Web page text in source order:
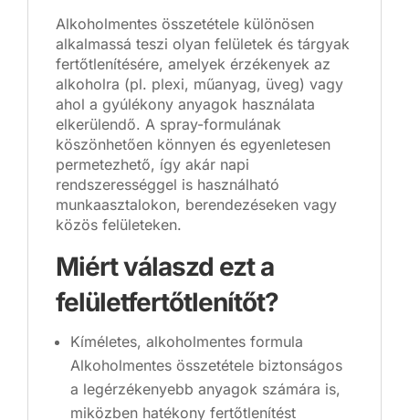
Alkoholmentes összetétele különösen
alkalmassá teszi olyan felületek és tárgyak
fertőtlenítésére, amelyek érzékenyek az
alkoholra (pl. plexi, műanyag, üveg) vagy
ahol a gyúlékony anyagok használata
elkerülendő. A spray-formulának
köszönhetően könnyen és egyenletesen
permetezhető, így akár napi
rendszerességgel is használható
munkaasztalokon, berendezéseken vagy
közös felületeken.
Miért válaszd ezt a
felületfertőtlenítőt?
Kíméletes, alkoholmentes formula
Alkoholmentes összetétele biztonságos
a legérzékenyebb anyagok számára is,
miközben hatékony fertőtlenítést